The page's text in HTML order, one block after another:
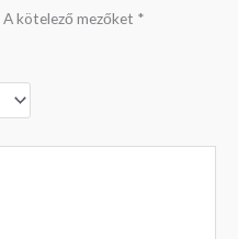
A kötelező mezőket *